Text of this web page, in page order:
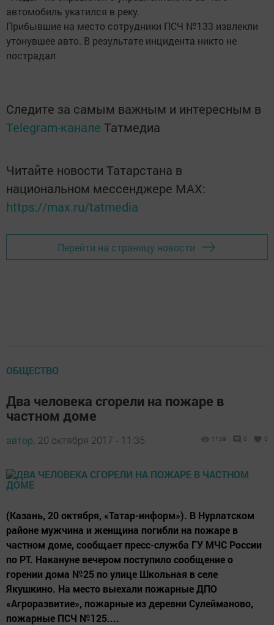
автомобиль укатился в реку.
Прибывшие на место сотрудники ПСЧ №133 извлекли
утонувшее авто. В результате инцидента никто не
пострадал
Следите за самым важным и интересным в
Telegram-канале Татмедиа
Читайте новости Татарстана в
национальном мессенджере MАХ:
https://max.ru/tatmedia
Перейти на страницу новости
ОБЩЕСТВО
Два человека сгорели на пожаре в
частном доме
автор, 20 октября 2017 - 11:35 1159 0 0
(Казань, 20 октября, «Татар-информ»). В Нурлатском
районе мужчина и женщина погибли на пожаре в
частном доме, сообщает пресс-служба ГУ МЧС России
по РТ. Накануне вечером поступило сообщение о
горении дома №25 по улице Школьная в селе
Якушкино. На место выехали пожарные ДПО
«Агроразвитие», пожарные из деревни Сулейманово,
пожарные ПСЧ №125....